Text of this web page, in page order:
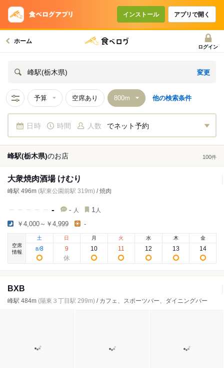
インストール アプリで開く
ホーム
ログイン
峰駅(栃木県) 変更
予算 空席あり 他の検索条件
日時 時間 人数 でネット予約
峰駅(栃木県)のお店 100件
大衆焼肉酒場 けむり
峰駅 496m (駅東公園前駅 319m) / 焼肉
- - 人 1 人
￥4,000～￥4,999 -
空席
情報
土
8/8
日
9
月
10
火
11
水
12
木
13
金
14
BXB
峰駅 484m (陽東３丁目駅 299m) / カフェ、スポーツバー、ダイニングバー